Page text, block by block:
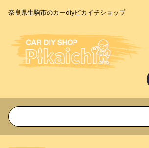
奈良県生駒市のカーdiyピカイチショップ
ピカイチショップ 「ピカイチSHOP」 ...
Topics
2022.4.3